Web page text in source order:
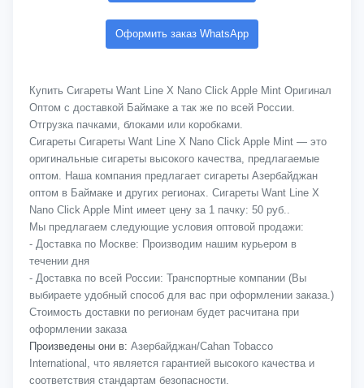
Оформить заказ WhatsApp
Купить Сигареты Want Line X Nano Click Apple Mint Оригинал
Оптом с доставкой Баймаке а так же по всей России.
Отгрузка пачками, блоками или коробками.
Сигареты Сигареты Want Line X Nano Click Apple Mint — это
оригинальные сигареты высокого качества, предлагаемые
оптом. Наша компания предлагает сигареты Азербайджан
оптом в Баймаке и других регионах. Сигареты Want Line X
Nano Click Apple Mint имеет цену за 1 пачку: 50 руб..
Мы предлагаем следующие условия оптовой продажи:
- Доставка по Москве: Производим нашим курьером в
течении дня
- Доставка по всей России: Транспортные компании (Вы
выбираете удобный способ для вас при оформлении заказа.)
Стоимость доставки по регионам будет расчитана при
оформлении заказа
Произведены они в: Азербайджан/Cahan Tobacco
International, что является гарантией высокого качества и
соответствия стандартам безопасности.